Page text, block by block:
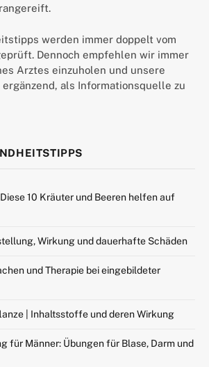
werden immer doppelt vom
Dennoch empfehlen wir immer
Arztes einzuholen und unsere
als Informationsquelle zu
10 Kräuter und Beeren helfen auf
Wirkung und dauerhafte Schäden
und Therapie bei eingebildeter
| Inhaltsstoffe und deren Wirkung
für Männer: Übungen für Blase, Darm und